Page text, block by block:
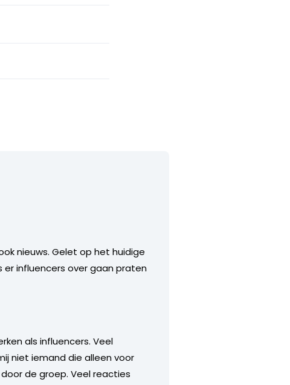
nieuws. Gelet op het huidige
er influencers over gaan praten
als influencers. Veel
niet iemand die alleen voor
de groep. Veel reacties